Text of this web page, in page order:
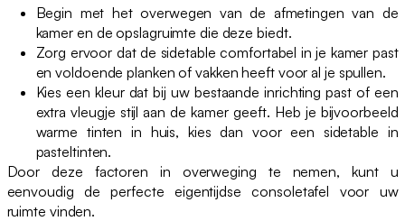
Begin met het overwegen van de afmetingen van de
kamer en de opslagruimte die deze biedt.
Zorg ervoor dat de sidetable comfortabel in je kamer past
en voldoende planken of vakken heeft voor al je spullen.
Kies een kleur dat bij uw bestaande inrichting past of een
extra vleugje stijl aan de kamer geeft. Heb je bijvoorbeeld
warme tinten in huis, kies dan voor een sidetable in
pasteltinten.
Door deze factoren in overweging te nemen, kunt u
eenvoudig de perfecte eigentijdse consoletafel voor uw
ruimte vinden.